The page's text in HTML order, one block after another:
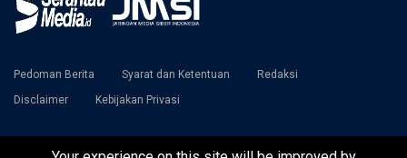
Pedoman Berita Syarat dan Ketentuan
Redaksi
Disclaimer
Kebijakan Privasi